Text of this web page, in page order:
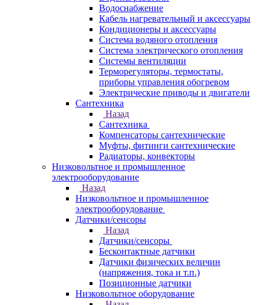
Водоснабжение
Кабель нагревательный и аксессуары
Кондиционеры и аксессуары
Система водяного отопления
Система электрического отопления
Системы вентиляции
Терморегуляторы, термостаты,
приборы управления обогревом
Электрические приводы и двигатели
Сантехника
Назад
Сантехника
Компенсаторы сантехнические
Муфты, фитинги сантехнические
Радиаторы, конвекторы
Низковольтное и промышленное
электрооборудование
Назад
Низковольтное и промышленное
электрооборудование
Датчики/сенсоры
Назад
Датчики/сенсоры
Бесконтактные датчики
Датчики физических величин
(напряжения, тока и т.п.)
Позиционные датчики
Низковольтное оборудование